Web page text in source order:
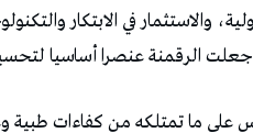
والاستثمار في الابتكار
جعلت الرقمنة عنصرا أساسيا
على ما تمتلكه من كفاءات طبية